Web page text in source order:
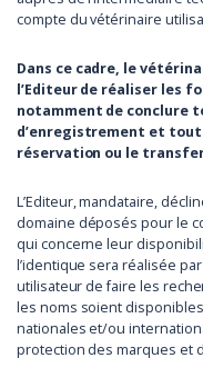
compte du vétérinaire
Dans ce cadre, le
l’Editeur de réaliser les
notamment de conclure
d’enregistrement et
réservation ou le
L’Editeur, mandataire,
domaine déposés pour le
qui concerne leur
l’identique sera réalisée
utilisateur de faire les
les noms soient
nationales et/ou
protection des marques et